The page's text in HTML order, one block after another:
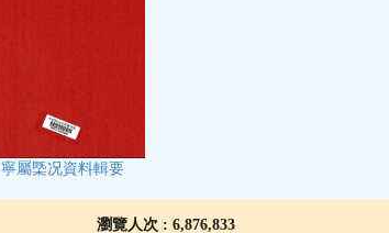
寧屬㮣况資料輯要
瀏覽人次 : 6,876,833